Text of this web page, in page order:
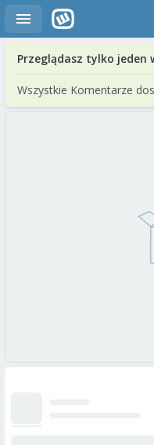
Przeglądasz tylko jeden
Wszystkie Komentarze